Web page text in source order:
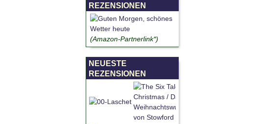
REZENSIONEN
(Amazon-Partnerlink*)
NEUESTE
REZENSIONEN